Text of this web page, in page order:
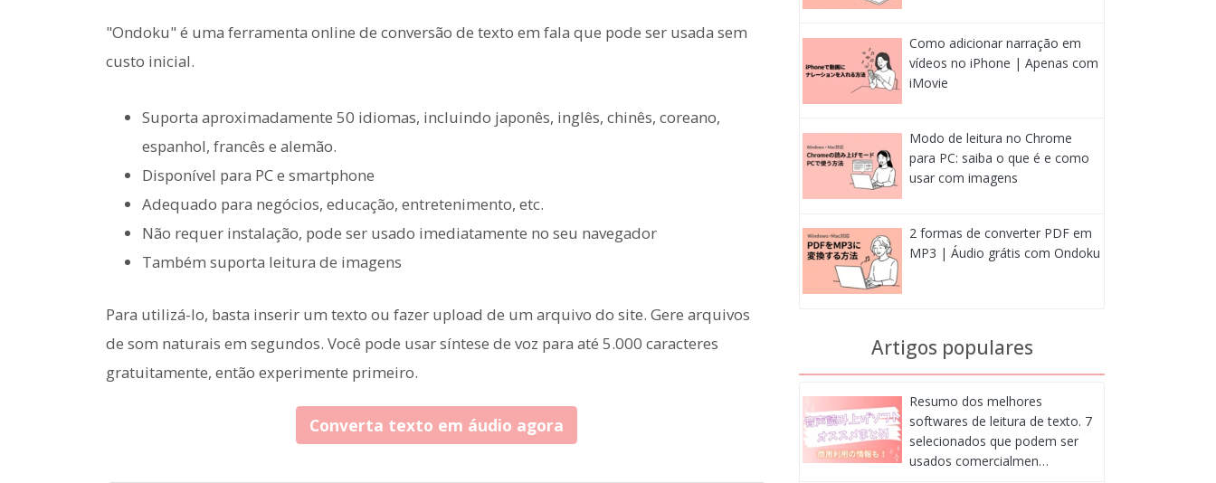
"Ondoku" é uma ferramenta online de conversão de texto em fala que pode ser usada sem
custo inicial.
Suporta aproximadamente 50 idiomas, incluindo japonês, inglês, chinês, coreano,
espanhol, francês e alemão.
Disponível para PC e smartphone
Adequado para negócios, educação, entretenimento, etc.
Não requer instalação, pode ser usado imediatamente no seu navegador
Também suporta leitura de imagens
Para utilizá-lo, basta inserir um texto ou fazer upload de um arquivo do site. Gere arquivos
de som naturais em segundos. Você pode usar síntese de voz para até 5.000 caracteres
gratuitamente, então experimente primeiro.
Converta texto em áudio agora
Como adicionar narração em
vídeos no iPhone | Apenas com
iMovie
Modo de leitura no Chrome
para PC: saiba o que é e como
usar com imagens
2 formas de converter PDF em
MP3 | Áudio grátis com Ondoku
Artigos populares
Resumo dos melhores
softwares de leitura de texto. 7
selecionados que podem ser
usados comercialmen…